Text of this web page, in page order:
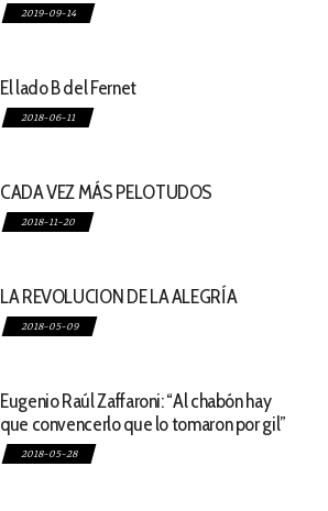
2019-09-14
El lado B del Fernet
2018-06-11
CADA VEZ MÁS PELOTUDOS
2018-11-20
LA REVOLUCION DE LA ALEGRÍA
2018-05-09
Eugenio Raúl Zaffaroni: “Al chabón hay
que convencerlo que lo tomaron por gil”
2018-05-28